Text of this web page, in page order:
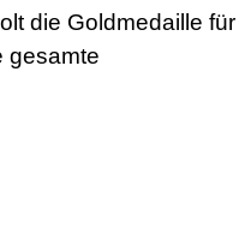
die Goldmedaille für
gesamte